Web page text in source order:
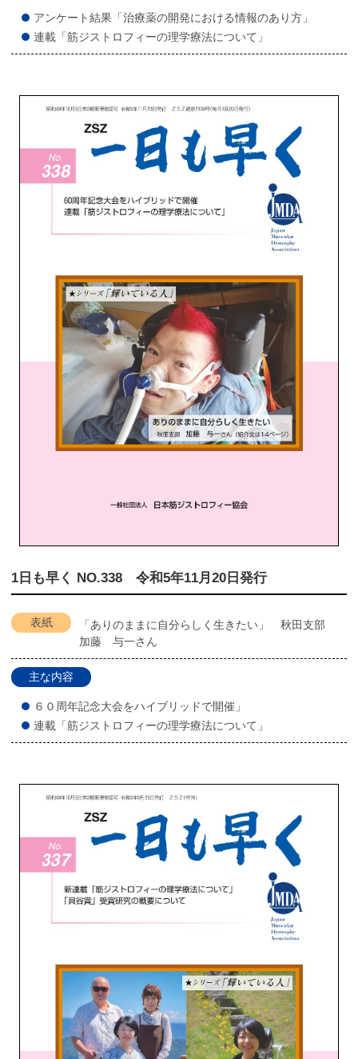
アンケート結果「治療薬の開発における情報のあり方」
連載「筋ジストロフィーの理学療法について」
1日も早く NO.338 令和5年11月20日発行
表紙
「ありのままに自分らしく生きたい」 秋田支部
加藤 与一さん
主な内容
６０周年記念大会をハイブリッドで開催」
連載「筋ジストロフィーの理学療法について」